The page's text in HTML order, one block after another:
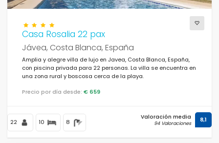
Vistas
Otros
Su última visita (0)
Novedades (10)
Casa Rosalia 22 pax
Jávea, Costa Blanca, España
Amplia y alegre villa de lujo en Javea, Costa Blanca, España,
con piscina privada para 22 personas. La villa se encuentra en
una zona rural y boscosa cerca de la playa.
Precio por día desde: € 659
22 10 8
Valoración media
94 Valoraciones 8,1